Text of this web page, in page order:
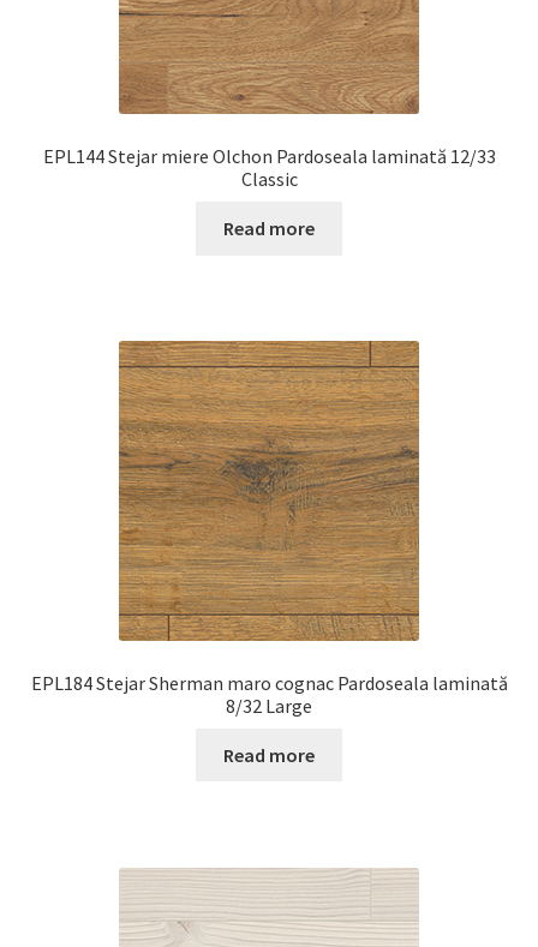
EPL144 Stejar miere Olchon Pardoseala laminată 12/33
Classic
Read more
EPL184 Stejar Sherman maro cognac Pardoseala laminată
8/32 Large
Read more